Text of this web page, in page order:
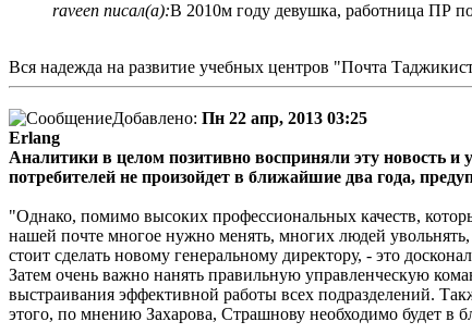
raveen писал(а):В 2010м году девушка, работница ПР
Вся надежда на развитие учебных центров "Почта
Добавлено: Пн 22 апр, 2013 03:25
Erlang
Аналитики в целом позитивно восприняли эту новость
потребителей не произойдет в ближайшие два года,
"Однако, помимо высоких профессиональных качеств,
нашей почте многое нужно менять, многих людей
стоит сделать новому генеральному директору, - это
Затем очень важно нанять правильную управленческую
выстраивания эффективной работы всех подразделений.
этого, по мнению Захарова, Страшнову необходимо будет в